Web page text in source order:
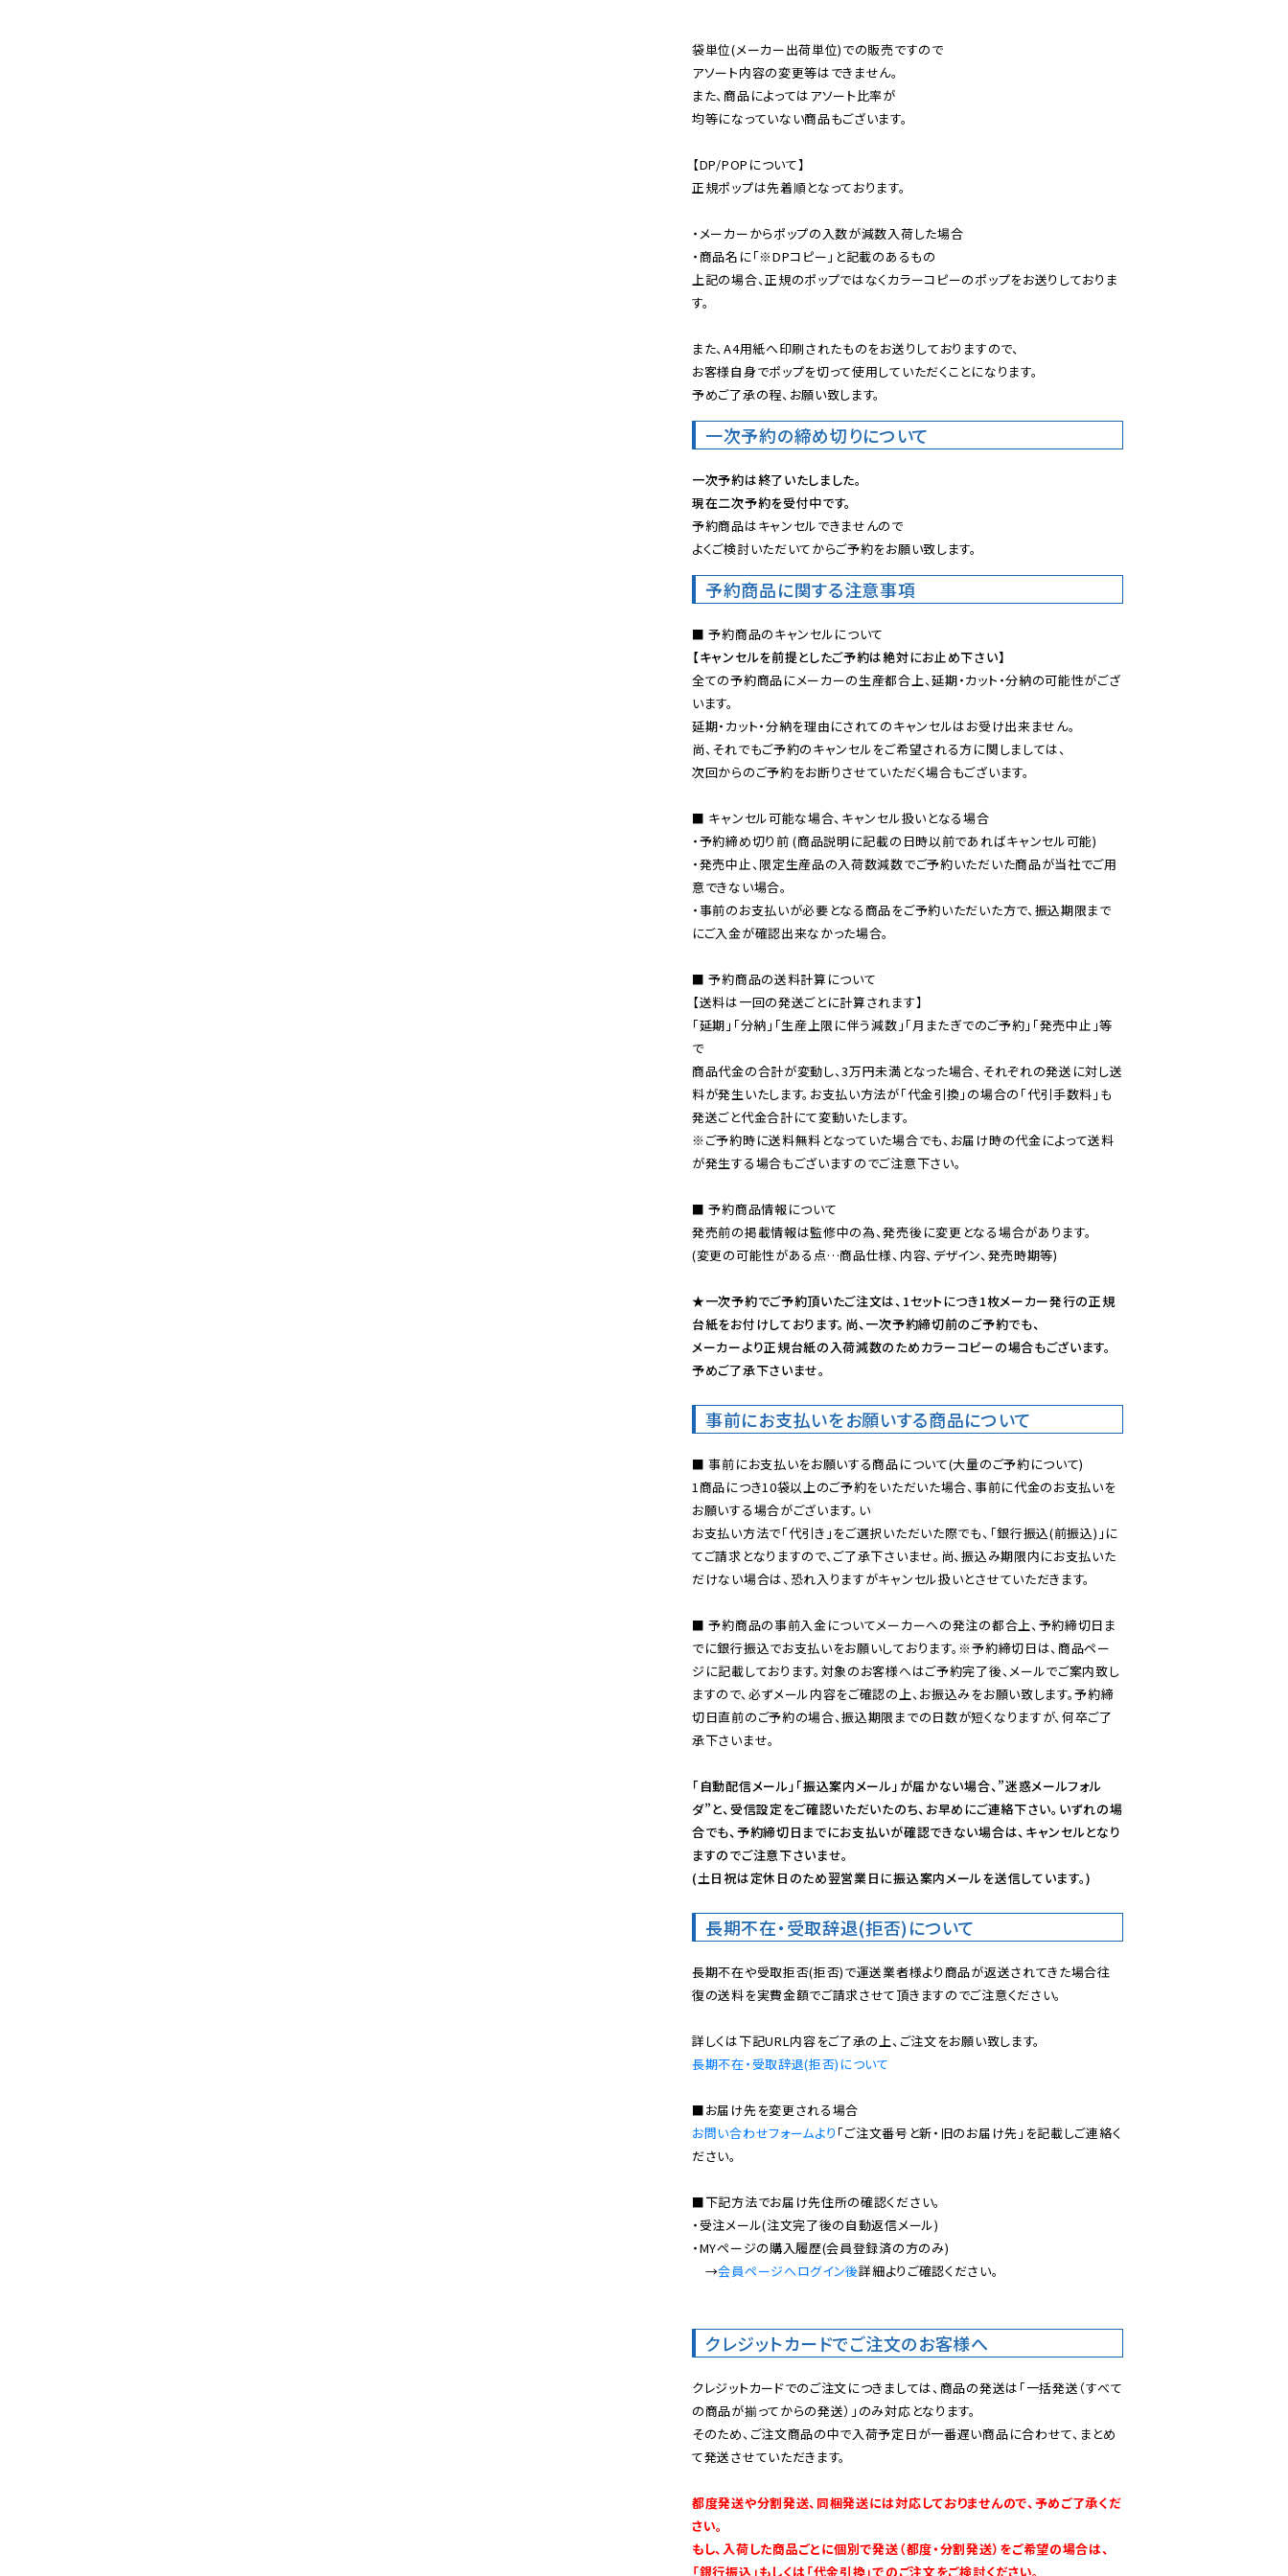
袋単位(メーカー出荷単位)での販売ですので
アソート内容の変更等はできません。
また、商品によってはアソート比率が
均等になっていない商品もございます。
【DP/POPについて】
正規ポップは先着順となっております。
・メーカーからポップの入数が減数入荷した場合
・商品名に「※DPコピー」と記載のあるもの
上記の場合、正規のポップではなくカラーコピーのポップをお送りしておりま
す。
また、A4用紙へ印刷されたものをお送りしておりますので、
お客様自身でポップを切って使用していただくことになります。
予めご了承の程、お願い致します。
一次予約の締め切りについて
一次予約は終了いたしました。
現在二次予約を受付中です。
予約商品はキャンセルできませんので
よくご検討いただいてからご予約をお願い致します。
予約商品に関する注意事項
【キャンセルを前提としたご予約は絶対にお止め下さい】
全ての予約商品にメーカーの生産都合上、延期・カット・分納の可能性がござ
います。
延期・カット・分納を理由にされてのキャンセルはお受け出来ません。
尚、それでもご予約のキャンセルをご希望される方に関しましては、
次回からのご予約をお断りさせていただく場合もございます。
■ キャンセル可能な場合、キャンセル扱いとなる場合
・予約締め切り前 (商品説明に記載の日時以前であればキャンセル可能)
・発売中止、限定生産品の入荷数減数でご予約いただいた商品が当社でご用
意できない場合。
・事前のお支払いが必要となる商品をご予約いただいた方で、振込期限まで
にご入金が確認出来なかった場合。
■ 予約商品の送料計算について
【送料は一回の発送ごとに計算されます】
「延期」「分納」「生産上限に伴う減数」「月またぎでのご予約」「発売中止」等
で
商品代金の合計が変動し、3万円未満となった場合、それぞれの発送に対し送
料が発生いたします。お支払い方法が「代金引換」の場合の「代引手数料」も
※ご予約時に送料無料となっていた場合でも、お届け時の代金によって送料
が発生する場合もございますのでご注意下さい。
■ 予約商品情報について
発売前の掲載情報は監修中の為、発売後に変更となる場合があります。
(変更の可能性がある点…商品仕様、内容、デザイン、発売時期等)
★一次予約でご予約頂いたご注文は、1セットにつき1枚メーカー発行の正規
台紙をお付けしております。尚、一次予約締切前のご予約でも、
メーカーより正規台紙の入荷減数のためカラーコピーの場合もございます。
予めご了承下さいませ。
事前にお支払いをお願いする商品について
■ 事前にお支払いをお願いする商品について(大量のご予約について)
1商品につき10袋以上のご予約をいただいた場合、事前に代金のお支払いを
お願いする場合がございます。い
お支払い方法で「代引き」をご選択いただいた際でも、「銀行振込(前振込)」に
てご請求となりますので、ご了承下さいませ。尚、振込み期限内にお支払いた
だけない場合は、恐れ入りますがキャンセル扱いとさせていただきます。
■ 予約商品の事前入金についてメーカーへの発注の都合上、予約締切日ま
でに銀行振込でお支払いをお願いしております。※予約締切日は、商品ペー
ジに記載しております。対象のお客様へはご予約完了後、メールでご案内致し
ますので、必ずメール内容をご確認の上、お振込みをお願い致します。予約締
切日直前のご予約の場合、振込期限までの日数が短くなりますが、何卒ご了
承下さいませ。
「自動配信メール」「振込案内メール」が届かない場合、”迷惑メールフォル
ダ”と、受信設定をご確認いただいたのち、お早めにご連絡下さい。いずれの場
合でも、予約締切日までにお支払いが確認できない場合は、キャンセルとなり
ますのでご注意下さいませ。
(土日祝は定休日のため翌営業日に振込案内メールを送信しています。)
長期不在・受取辞退(拒否)について
長期不在や受取拒否(拒否)で運送業者様より商品が返送されてきた場合往
復の送料を実費金額でご請求させて頂きますのでご注意ください。
長期不在・受取辞退(拒否)について
お問い合わせフォームより 「ご注文番号と新・旧のお届け先」を記載しご連絡く
ださい。
■下記方法でお届け先住所の確認ください。
・受注メール(注文完了後の自動返信メール)
・MYページの購入履歴(会員登録済の方のみ)
→会員ページへログイン後詳細よりご確認ください。
クレジットカードでご注文のお客様へ
クレジットカードでのご注文につきましては、商品の発送は「一括発送（すべて
の商品が揃ってからの発送）」のみ対応となります。
そのため、ご注文商品の中で入荷予定日が一番遅い商品に合わせて、まとめ
て発送させていただきます。
都度発送や分割発送、同梱発送には対応しておりませんので、予めご了承くだ
さい。
もし、入荷した商品ごとに個別で発送（都度・分割発送）をご希望の場合は、
「銀行振込」もしくは「代金引換」でのご注文をご検討ください。